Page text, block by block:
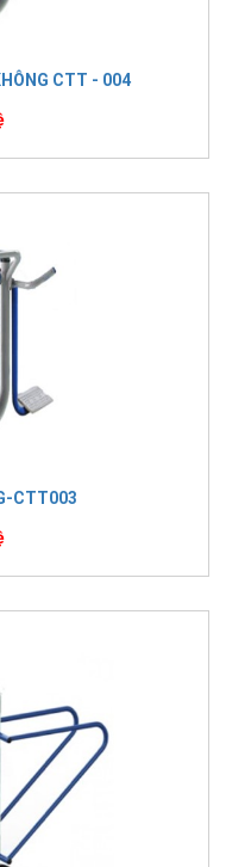
CTT - 004
CTT003